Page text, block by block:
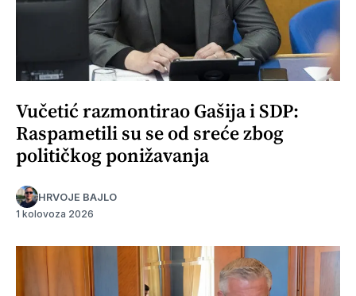
Vučetić razmontirao Gašija i SDP:
Raspametili su se od sreće zbog
političkog ponižavanja
HRVOJE BAJLO
1 kolovoza 2026